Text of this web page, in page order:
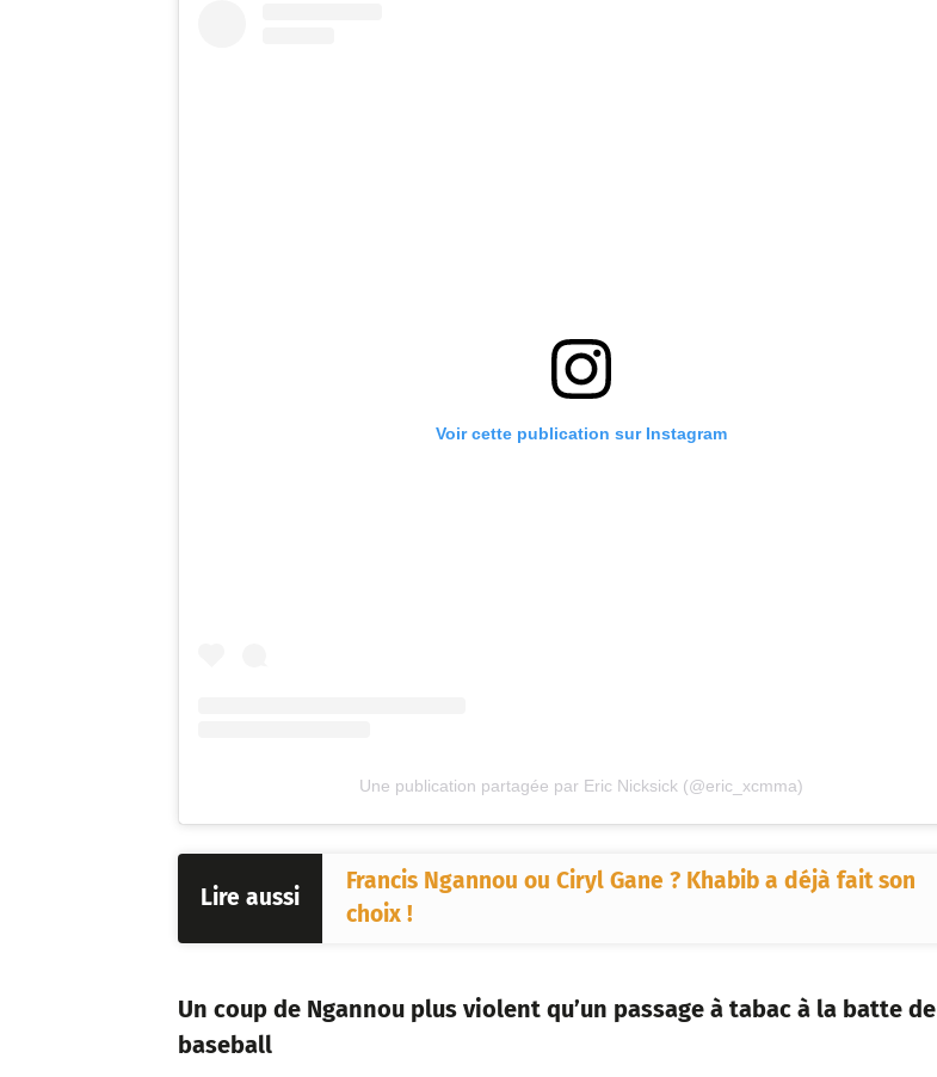
Voir cette publication sur Instagram
Une publication partagée par Eric Nicksick (@eric_xcmma)
Lire aussi
Francis Ngannou ou Ciryl Gane ? Khabib a déjà fait son
choix !
Un coup de Ngannou plus violent qu’un passage à tabac à la batte de
baseball